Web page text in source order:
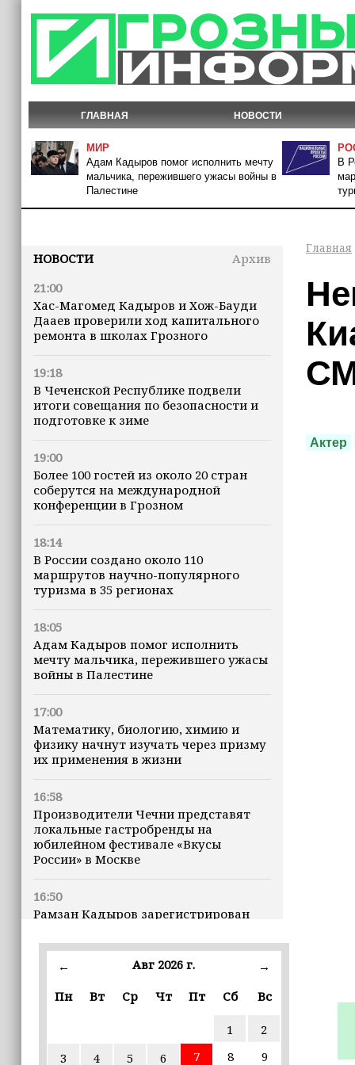
ГЛАВНАЯ НОВОСТИ
МИР
Адам Кадыров помог исполнить мечту
мальчика, пережившего ужасы войны в
Палестине
В
НОВОСТИ
Архив
21:00
Хас-Магомед Кадыров и Хож-Бауди
Дааев проверили ход капитального
ремонта в школах Грозного
19:18
В Чеченской Республике подвели
итоги совещания по безопасности и
подготовке к зиме
19:00
Более 100 гостей из около 20 стран
соберутся на международной
конференции в Грозном
18:14
В России создано около 110
маршрутов научно-популярного
туризма в 35 регионах
18:05
Адам Кадыров помог исполнить
мечту мальчика, пережившего ужасы
войны в Палестине
17:00
Математику, биологию, химию и
физику начнут изучать через призму
их применения в жизни
16:58
Производители Чечни представят
локальные гастробренды на
юбилейном фестивале «Вкусы
России» в Москве
16:50
Рамзан Кадыров зарегистрирован
16:47
землетрясения, рассказала
16:12
← Авг 2026 г.
→
Пн
Вт Ср Чт Пт Сб Вс
1
2
3
4 5 6 7 8
9
Главная
Актер